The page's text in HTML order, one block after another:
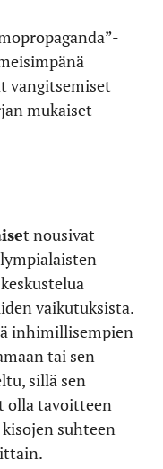
vangitsemiset
mukaiset
t nousivat
vaikutuksista.
inhimillisempien
tai sen
sillä sen
olla tavoitteen
suhteen